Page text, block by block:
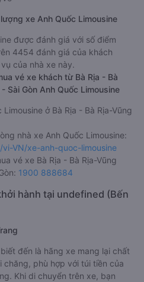
xe Anh Quốc Limousine
được đánh giá với số điểm
4454 đánh giá của khách
của nhà xe này.
vé xe khách từ Bà Rịa - Bà
Sài Gòn Anh Quốc Limousine
ở Bà Rịa - Bà Rịa-Vũng
nhà xe Anh Quốc Limousine:
VN/xe-anh-quoc-limousine
vé xe Bà Rịa - Bà Rịa-Vũng
1900 888684
hành tại undefined (Bến
đến là hãng xe mang lại chất
phù hợp với túi tiền của
Khi di chuyển trên xe, bạn